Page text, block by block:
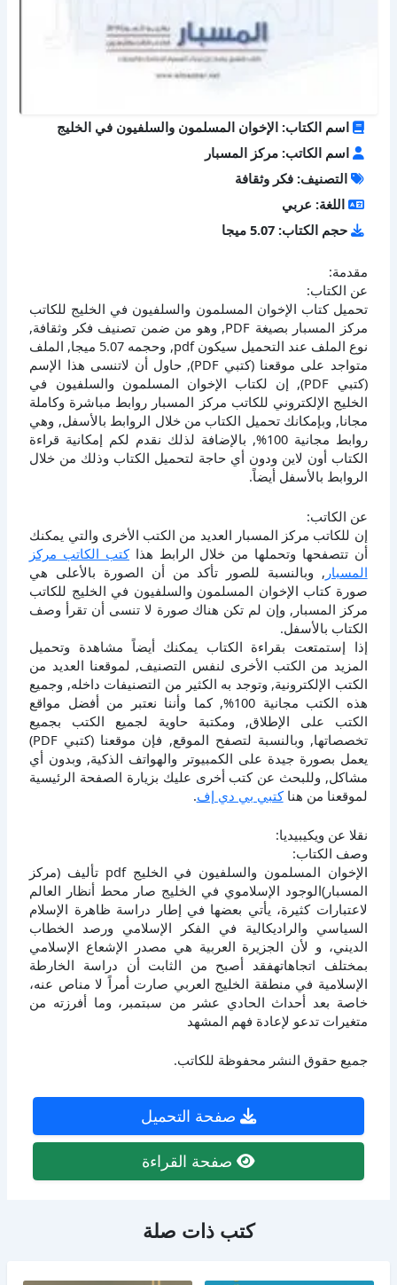
اسم الكتاب: الإخوان المسلمون والسلفيون في الخليج
اسم الكاتب: مركز المسبار
التصنيف: فكر وثقافة
اللغة: عربي
حجم الكتاب: 5.07 ميجا
مقدمة:
عن الكتاب:
تحميل كتاب الإخوان المسلمون والسلفيون في الخليج للكاتب
مركز المسبار بصيغة PDF, وهو من ضمن تصنيف فكر وثقافة,
نوع الملف عند التحميل سيكون pdf, وحجمه 5.07 ميجا, الملف
متواجد على موقعنا (كتبي PDF), حاول أن لاتنسى هذا الإسم
(كتبي PDF), إن لكتاب الإخوان المسلمون والسلفيون في
الخليج الإلكتروني للكاتب مركز المسبار روابط مباشرة وكاملة
مجانا, وبإمكانك تحميل الكتاب من خلال الروابط بالأسفل, وهي
روابط مجانية 100%, بالإضافة لذلك نقدم لكم إمكانية قراءة
الكتاب أون لاين ودون أي حاجة لتحميل الكتاب وذلك من خلال
الروابط بالأسفل أيضاً.
عن الكاتب:
إن للكاتب مركز المسبار العديد من الكتب الأخرى والتي يمكنك
أن تتصفحها وتحملها من خلال الرابط هذاكتب الكاتب مركز
المسبار , وبالنسبة للصور تأكد من أن الصورة بالأعلى هي
صورة كتاب الإخوان المسلمون والسلفيون في الخليج للكاتب
مركز المسبار, وإن لم تكن هناك صورة لا تنسى أن تقرأ وصف
الكتاب بالأسفل.
إذا إستمتعت بقراءة الكتاب يمكنك أيضاً مشاهدة وتحميل
المزيد من الكتب الأخرى لنفس التصنيف, لموقعنا العديد من
الكتب الإلكترونية, وتوجد به الكثير من التصنيفات داخله, وجميع
هذه الكتب مجانية 100%, كما وأننا نعتبر من أفضل مواقع
الكتب على الإطلاق, ومكتبة حاوية لجميع الكتب بجميع
تخصصاتها, وبالنسبة لتصفح الموقع, فإن موقعنا (كتبي PDF)
يعمل بصورة جيدة على الكمبيوتر والهواتف الذكية, وبدون أي
مشاكل, وللبحث عن كتب أخرى عليك بزيارة الصفحة الرئيسية
لموقعنا من هناكتبي بي دي إف.
نقلا عن ويكيبيديا:
وصف الكتاب:
الإخوان المسلمون والسلفيون في الخليج pdf تأليف (مركز
المسبار)الوجود الإسلاموي في الخليج صار محط أنظار العالم
لاعتبارات كثيرة، يأتي بعضها في إطار دراسة ظاهرة الإسلام
السياسي والراديكالية في الفكر الإسلامي ورصد الخطاب
الديني، و لأن الجزيرة العربية هي مصدر الإشعاع الإسلامي
بمختلف اتجاهاتهفقد أصبح من الثابت أن دراسة الخارطة
الإسلامية في منطقة الخليج العربي صارت أمراً لا مناص عنه،
خاصة بعد أحداث الحادي عشر من سبتمبر، وما أفرزته من
متغيرات تدعو لإعادة فهم المشهد
جميع حقوق النشر محفوظة للكاتب.
صفحة التحميل
صفحة القراءة
كتب ذات صلة